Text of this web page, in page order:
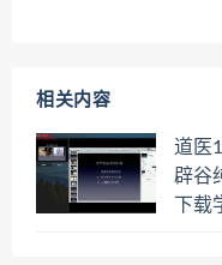
相关内容
道医
辟谷
下载